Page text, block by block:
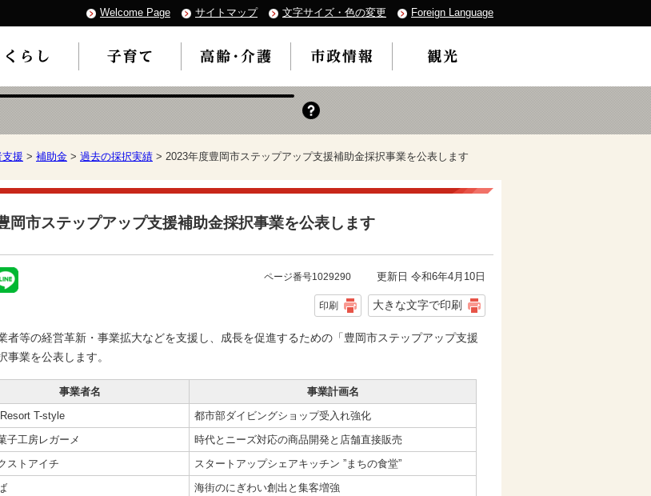
Welcome Page サイトマップ 文字サイズ・色の変更 Foreign Language
援 > 補助金 > 過去の採択実績 > 2023年度豊岡市ステップアップ支援補助金採択事業を公表します
岡市ステップアップ支援補助金採択事業を公表します
ページ番号1029290 更新日 令和6年4月10日
印刷 大きな文字で印刷
者等の経営革新・事業拡大などを支援し、成長を促進するための「豊岡市ステップアップ支援
事業を公表します。
事業者名
事業計画名
T-style
都市部ダイビングショップ受入れ強化
子工房レガーメ
時代とニーズ対応の商品開発と店舗直接販売
ストアイチ
スタートアップシェアキッチン ”まちの食堂”
海街のにぎわい創出と集客増強